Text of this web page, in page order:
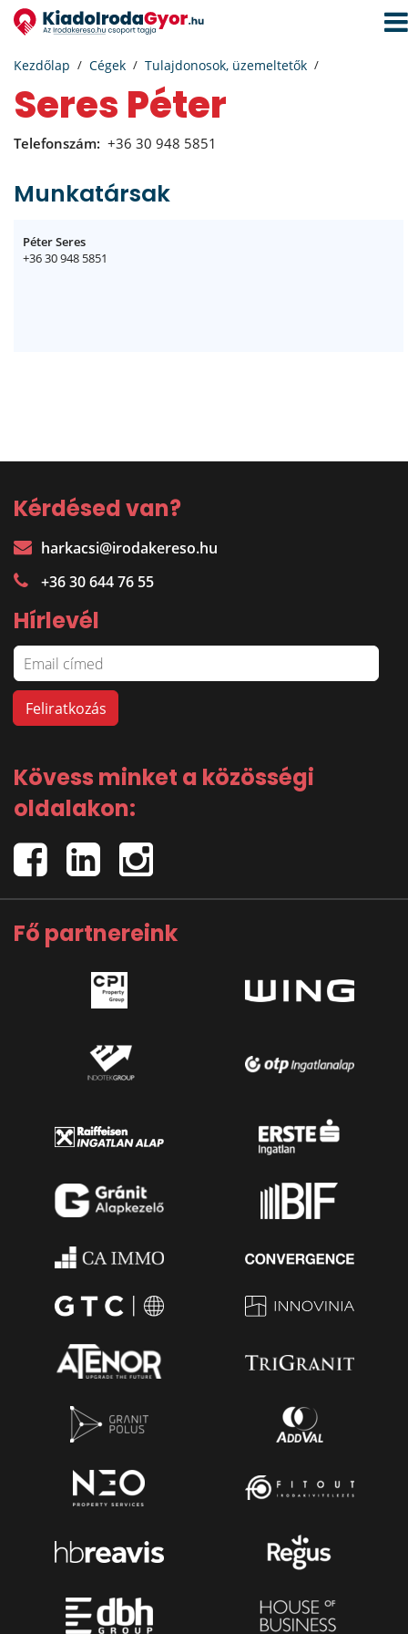
Kezdőlap Cégek Tulajdonosok, üzemeltetők
Seres Péter
Telefonszám: +36 30 948 5851
Munkatársak
Péter Seres
+36 30 948 5851
Kérdésed van?
harkacsi@irodakereso.hu
+36 30 644 76 55
Hírlevél
Kövess minket a közösségi
oldalakon:
Fő partnereink